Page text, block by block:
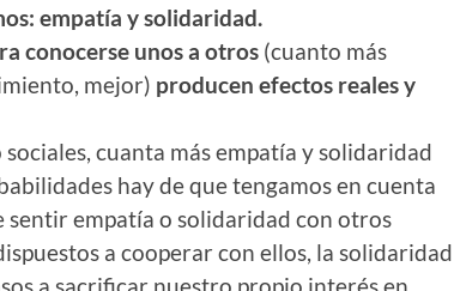
empatía y solidaridad.
conocerse unos a otros (cuanto más
mejor) producen efectos reales y
cuanta más empatía y solidaridad
hay de que tengamos en cuenta
sentir empatía o solidaridad con otros
a cooperar con ellos, la solidaridad